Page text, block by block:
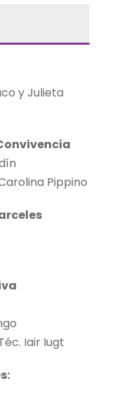
y Julieta
Pippino
Iair Iugt